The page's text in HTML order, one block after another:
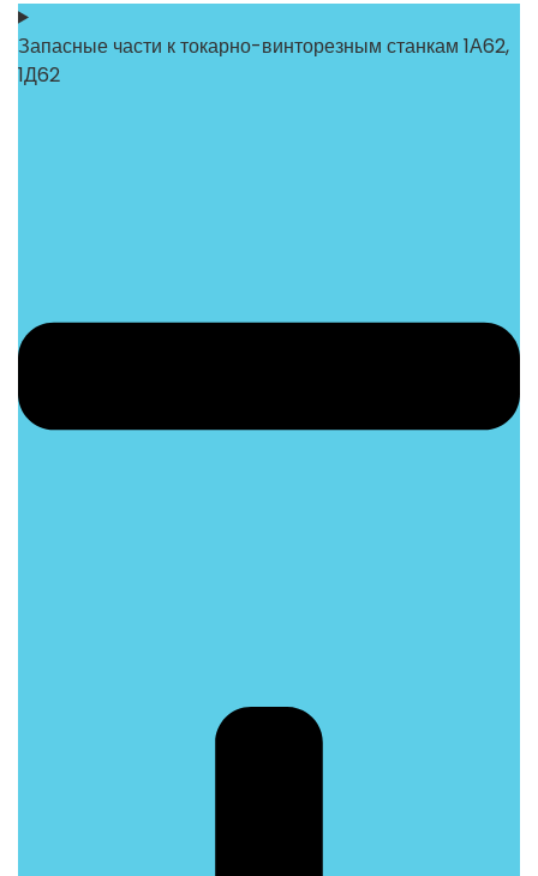
Запасные части к токарно-винторезным станкам 1А62,
1Д62